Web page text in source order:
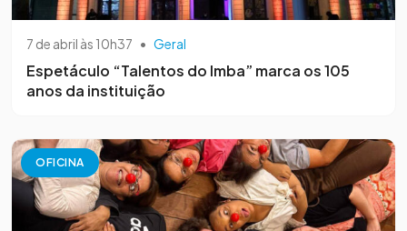
7 de abril às 10h37 • Geral
Espetáculo “Talentos do Imba” marca os 105
anos da instituição
OFICINA